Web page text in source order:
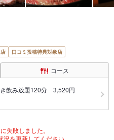
口コミ投稿特典対象店
コース
飲み放題120分 3,520円
失敗しました。